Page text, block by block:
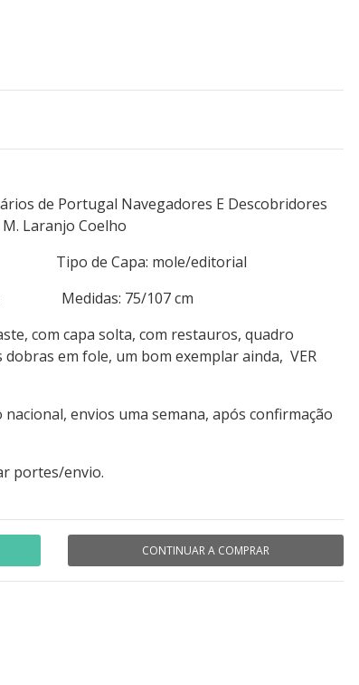
de Portugal Navegadores E Descobridores
Laranjo Coelho
Tipo de Capa: mole/editorial
Medidas: 75/107 cm
com capa solta, com restauros, quadro
em fole, um bom exemplar ainda, VER
envios uma semana, após confirmação
portes/envio.
CONTINUAR A COMPRAR